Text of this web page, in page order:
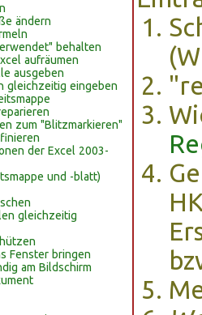
ändern
behalten
aufräumen
ausgeben
gleichzeitig eingeben
zum "Blitzmarkieren"
der Excel 2003-
und -blatt)
gleichzeitig
Fenster bringen
am Bildschirm